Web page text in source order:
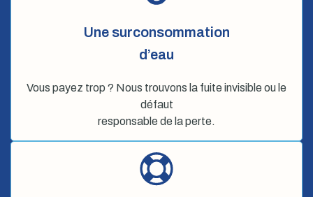
Une surconsommation
d’eau
Vous payez trop ? Nous trouvons la fuite invisible ou le
défaut
responsable de la perte.